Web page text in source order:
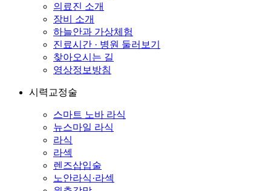
의료진 소개
장비 소개
하늘안과 가상체험
진료시간 · 병원 둘러보기
찾아오시는 길
영상정보방침
시력교정술
스마트 노바 라식
뉴스마일 라식
라식
라섹
렌즈삽입술
노안라식·라섹